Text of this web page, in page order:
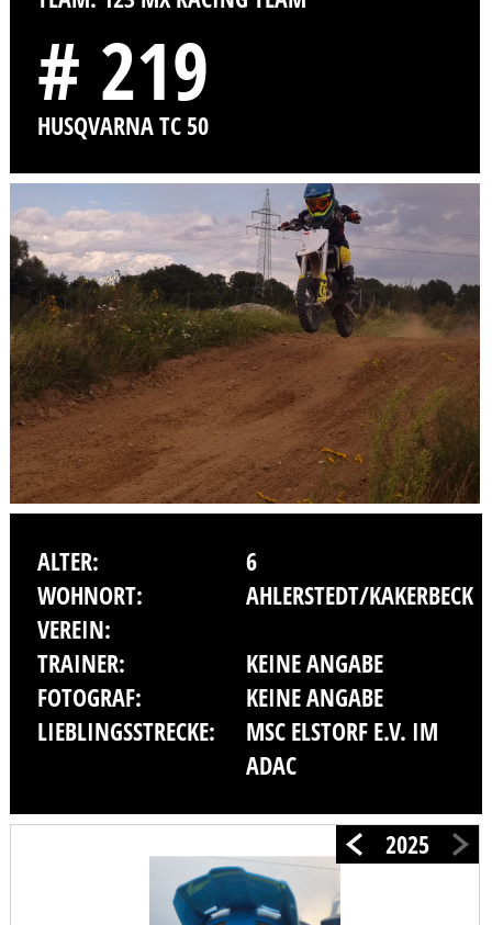
# 219
HUSQVARNA TC 50
ALTER:
6
WOHNORT:
AHLERSTEDT/KAKERBECK
VEREIN:
TRAINER:
KEINE ANGABE
FOTOGRAF:
KEINE ANGABE
LIEBLINGSSTRECKE:
MSC ELSTORF E.V. IM
ADAC
2025